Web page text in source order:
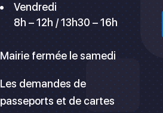
Vendredi
8h – 12h / 13h30 – 16h
Mairie fermée le samedi
Les demandes de
passeports et de cartes